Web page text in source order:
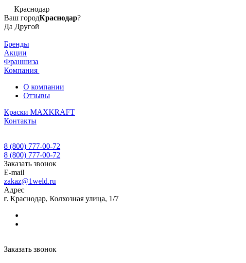
Краснодар
Ваш городКраснодар?
Да Другой
Бренды
Акции
Франшиза
Компания
О компании
Отзывы
Краски MAXKRAFT
Контакты
8 (800) 777-00-72
8 (800) 777-00-72
Заказать звонок
E-mail
zakaz@1weld.ru
Адрес
г. Краснодар, Колхозная улица, 1/7
Заказать звонок